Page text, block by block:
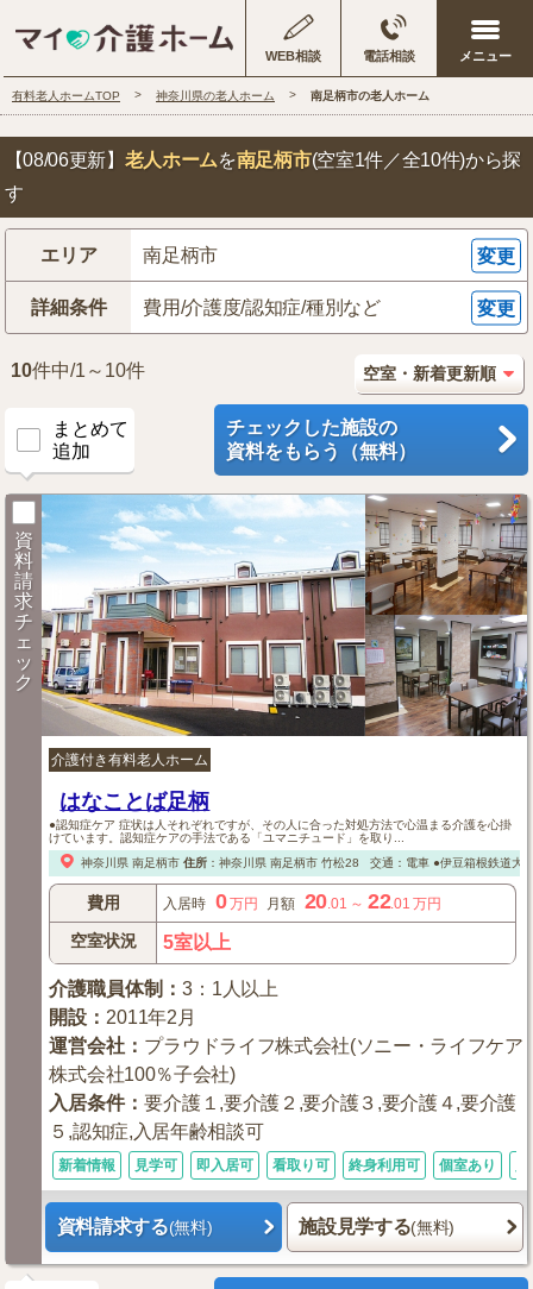
WEB相談 電話相談
有料老人ホームTOP 神奈川県の老人ホーム 南足柄市の老人ホーム
【08/06更新】 老人ホームを南足柄市(空室1件／全10件)から探
す
エリア 南足柄市 変更
詳細条件 費用/介護度/認知症/種別など 変更
10件中/1～10件
まとめて
追加
チェックした施設の
資料をもらう（無料）
資
料
請
求
チ
ェ
ッ
ク
介護付き有料老人ホーム
はなことば足柄
●認知症ケア 症状は人それぞれですが、その人に合った対処方法で心温まる介護を心掛
けています。認知症ケアの手法である「ユマニチュード」を取り...
神奈川県 南足柄市 住所： 神奈川県 南足柄市竹松28 交通：電車●伊豆箱根鉄道大
費用 入居時 0万円 月額 20.01 ～ 22.01 万円
空室状況 5室以上
介護職員体制 ：3：1人以上
開設 ： 2011年2月
運営会社 ： プラウドライフ株式会社(ソニー・ライフケア
株式会社100％子会社)
入居条件：要介護１,要介護２,要介護３,要介護４,要介護
５,認知症,入居年齢相談可
新着情報 見学可 即入居可 看取り可 終身利用可 個室あり
資料請求する(無料) 施設見学する(無料)